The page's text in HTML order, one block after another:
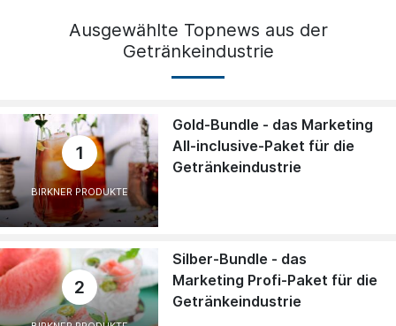
Ausgewählte Topnews aus der
Getränkeindustrie
1
BIRKNER PRODUKTE
Gold-Bundle - das Marketing
All-inclusive-Paket für die
Getränkeindustrie
2
Silber-Bundle - das
Marketing Profi-Paket für die
Getränkeindustrie